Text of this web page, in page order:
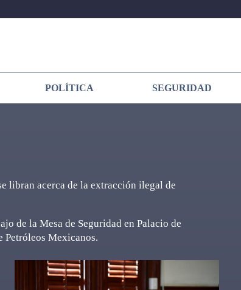
POLÍTICA SEGURIDAD
libran acerca de la extracción ilegal de
de la Mesa de Seguridad en Palacio de
Petróleos Mexicanos.